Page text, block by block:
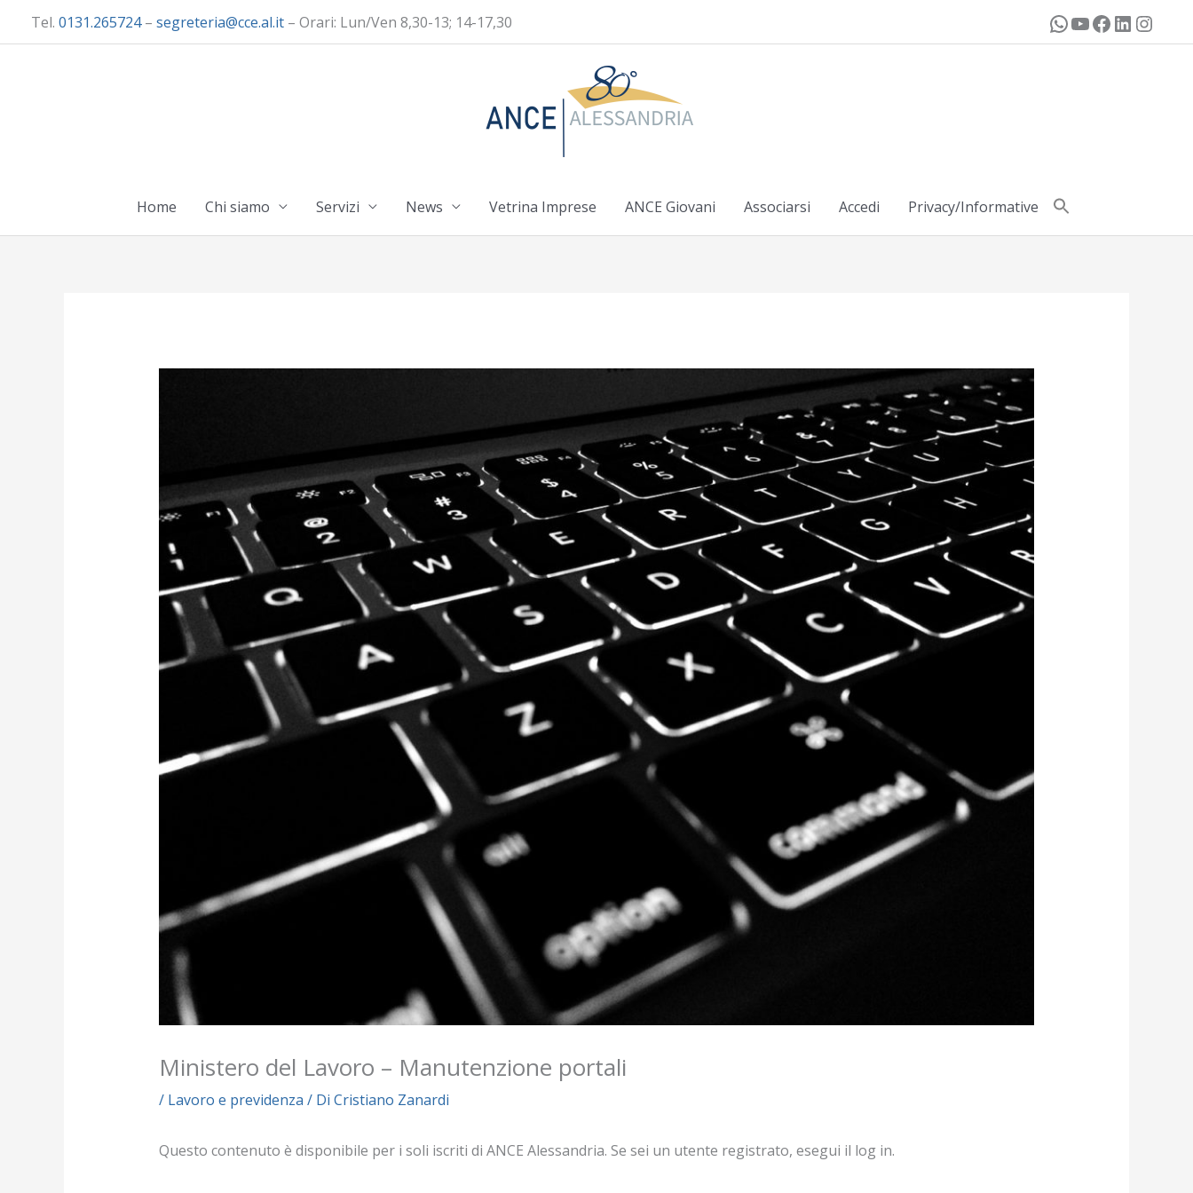
Tel. 0131.265724– segreteria@cce.al.it – Orari: Lun/Ven 8,30-13; 14-17,30
Home Chi siamo Servizi News Vetrina Imprese ANCE Giovani Associarsi Accedi Privacy/Informative
Ministero del Lavoro – Manutenzione portali
/ Lavoro e previdenza / Di Cristiano Zanardi
Questo contenuto è disponibile per i soli iscriti di ANCE Alessandria. Se sei un utente registrato, esegui il log in.